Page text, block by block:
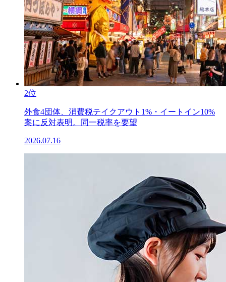
2位
外食4団体、消費税テイクアウト1%・イートイン10%
案に反対表明。同一税率を要望
2026.07.16